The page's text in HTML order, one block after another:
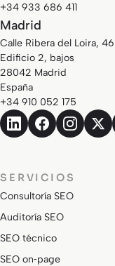
+34 933 686 411
Madrid
Calle Ribera del Loira, 46
Edificio 2, bajos
28042 Madrid
España
+34 910 052 175
SERVICIOS
Consultoría SEO
Auditoría SEO
SEO técnico
SEO on‑page